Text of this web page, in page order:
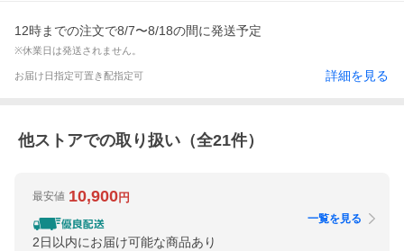
12時までの注文で8/7〜8/18の間に発送予定
※休業日は発送されません。
お届け日指定可置き配指定可 詳細を見る
他ストアでの取り扱い（全21件）
最安値 10,900円
2日以内にお届け可能な商品あり
一覧を見る